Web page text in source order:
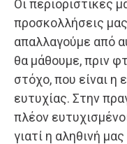
Οι περιοριστικές
προσκολλήσεις
απαλλαγούμε από
θα μάθουμε, πριν
στόχο, που είναι η
ευτυχίας. Στην
πλέον
γιατί η αληθινή